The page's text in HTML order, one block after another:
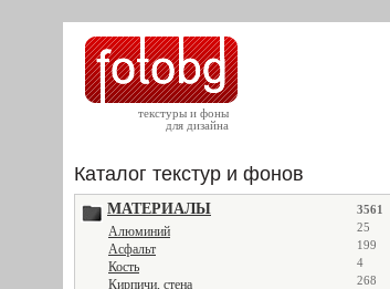
текстуры и фоны
для дизайна
Каталог текстур и фонов
МАТЕРИАЛЫ 3561
Алюминий 25
Асфальт 199
Кость 4
Кирпичи, стена 268